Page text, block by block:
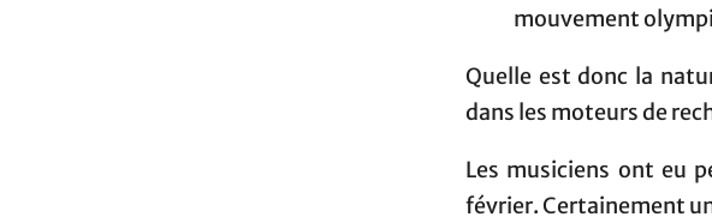
mouvement
Quelle est donc la
dans les moteurs de
Les musiciens ont eu
février. Certainement